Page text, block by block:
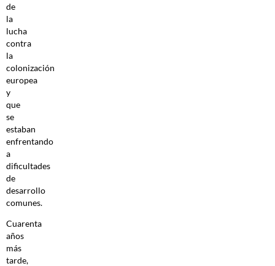
de
la
lucha
contra
la
colonización
europea
y
que
se
estaban
enfrentando
a
dificultades
de
desarrollo
comunes.
Cuarenta
años
más
tarde,